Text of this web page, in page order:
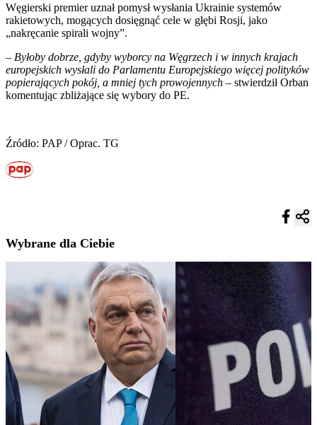
Węgierski premier uznał pomysł wysłania Ukrainie systemów
rakietowych, mogących dosięgnąć cele w głębi Rosji, jako
„nakręcanie spirali wojny”.
– Byłoby dobrze, gdyby wyborcy na Węgrzech i w innych krajach
europejskich wysłali do Parlamentu Europejskiego więcej polityków
popierających pokój, a mniej tych prowojennych – stwierdził Orban
komentując zbliżające się wybory do PE.
Źródło: PAP / Oprac. TG
Wybrane dla Ciebie